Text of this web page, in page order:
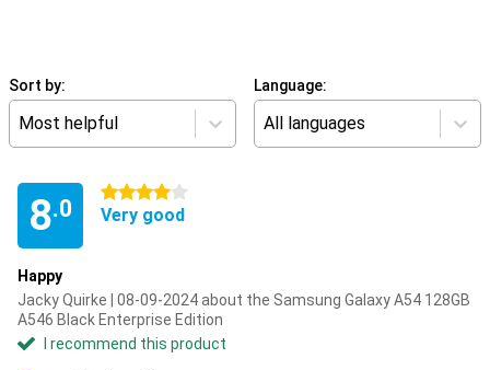
Sort by:
Most helpful
Language:
All languages
8.0
4 stars
Very good
Happy
Jacky Quirke | 08-09-2024 about the Samsung Galaxy A54 128GB
A546 Black Enterprise Edition
I recommend this product